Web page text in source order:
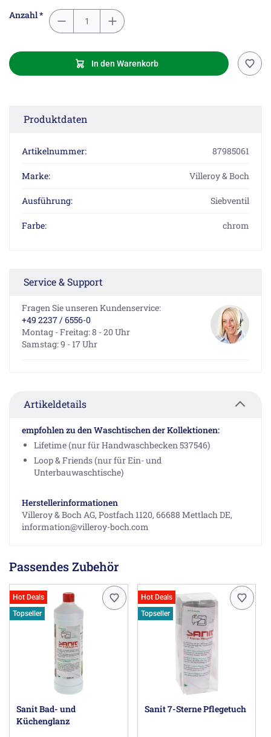
Anzahl *
In den Warenkorb
Produktdaten
Artikelnummer: 87985061
Marke: Villeroy & Boch
Ausführung: Siebventil
Farbe: chrom
Service & Support
Fragen Sie unseren Kundenservice:
+49 2237 / 6556-0
Montag - Freitag: 8 - 20 Uhr
Samstag: 9 - 17 Uhr
Artikeldetails
empfohlen zu den Waschtischen der Kollektionen:
Lifetime (nur für Handwaschbecken 537546)
Loop & Friends (nur für Ein- und
Unterbauwaschtische)
Herstellerinformationen
Villeroy & Boch AG, Postfach 1120, 66688 Mettlach DE,
information@villeroy-boch.com
Passendes Zubehör
Hot Deals
Topseller
Sanit Bad- und
Küchenglanz
Hot Deals
Topseller
Sanit 7-Sterne Pflegetuch